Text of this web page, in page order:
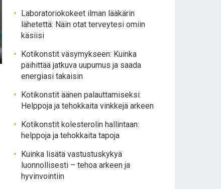
Laboratoriokokeet ilman lääkärin
lähetettä: Näin otat terveytesi omiin
käsiisi
Kotikonstit väsymykseen: Kuinka
päihittää jatkuva uupumus ja saada
energiasi takaisin
Kotikonstit äänen palauttamiseksi:
Helppoja ja tehokkaita vinkkejä arkeen
Kotikonstit kolesterolin hallintaan:
helppoja ja tehokkaita tapoja
Kuinka lisätä vastustuskykyä
luonnollisesti – tehoa arkeen ja
hyvinvointiin